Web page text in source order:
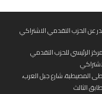
عن الحزب التقدمي الاشتراكي
الرئيسي للحزب التقدمي
المصيطبة، شارع جبل العرب،
الثالث